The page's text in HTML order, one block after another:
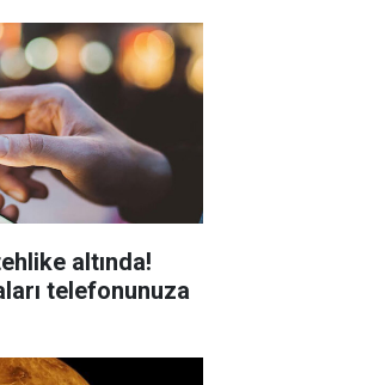
altında!
telefonunuza